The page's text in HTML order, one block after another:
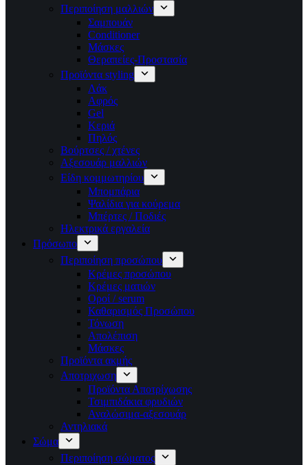
Περιποίηση μαλλιών
Σαμπουάν
Conditioner
Μάσκες
Θεραπείες-Προστασία
Προϊόντα styling
Λάκ
Αφρός
Gel
Κεριά
Πηλός
Βούρτσες / χτένες
Αξεσουάρ μαλλιών
Είδη κομμωτηρίου
Μπομπάρια
Ψαλίδια για κούρεμα
Μπέρτες / Ποδιές
Ηλεκτρικά εργαλεία
Πρόσωπο
Περιποίηση προσώπου
Κρέμες προσώπου
Κρέμες ματιών
Οροί / serum
Καθαρισμός Προσώπου
Τόνωση
Απολέπιση
Μάσκες
Προϊόντα ακμής
Αποτριχωση
Προϊόντα Αποτρίχωσης
Τσιμπιδάκια φρυδιών
Αναλώσιμα-αξεσουάρ
Αντηλιακά
Σώμα
Περιποίηση σώματος